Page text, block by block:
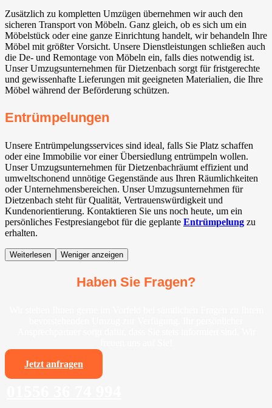
Zusätzlich zu kompletten Umzügen übernehmen wir auch den
sicheren Transport von Möbeln. Ganz gleich, ob es sich um ein
Möbelstück oder eine ganze Einrichtung handelt, wir behandeln Ihre
Möbel mit größter Vorsicht. Unsere Dienstleistungen schließen auch
die De- und Remontage von Möbeln ein, falls dies notwendig ist.
Unser Umzugsunternehmen für Dietzenbach sorgt für fristgerechte
und gewissenhafte Lieferungen mit geeigneten Materialien, die Ihre
Möbel während der Beförderung schützen.
Entrümpelungen
Unsere Entrümpelungsservices sind ideal, falls Sie Platz schaffen
oder eine Immobilie vor einer Übersiedlung entrümpeln wollen.
Unser Umzugsunternehmen für Dietzenbachräumt effizient und
umweltschonend unnötige Gegenstände aus Ihren Räumlichkeiten
oder Unternehmensbereichen. Unser Umzugsunternehmen für
Dietzenbach steht für Qualität, Vertrauenswürdigkeit und
Kundenorientierung. Kontaktieren Sie uns noch heute, um ein
persönliches Festpresiangebot für die geplante Entrümpelung zu
erhalten.
Weiterlesen Weniger anzeigen
Haben Sie Fragen?
Jetzt anfragen